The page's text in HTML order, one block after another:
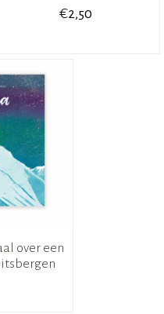
€2,50
over een